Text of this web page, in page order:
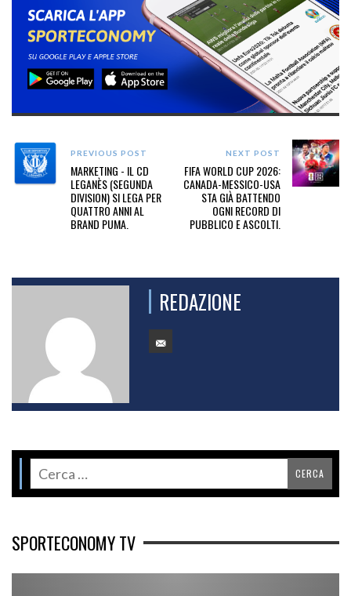
PREVIOUS POST
MARKETING - IL CD
LEGANÈS (SEGUNDA
DIVISION) SI LEGA PER
QUATTRO ANNI AL
BRAND PUMA.
NEXT POST
FIFA WORLD CUP 2026:
CANADA-MESSICO-USA
STA GIÀ BATTENDO
OGNI RECORD DI
PUBBLICO E ASCOLTI.
REDAZIONE
SPORTECONOMY TV